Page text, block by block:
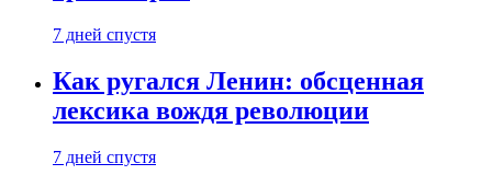
7 дней спустя
Как ругался Ленин: обсценная
лексика вождя революции
7 дней спустя